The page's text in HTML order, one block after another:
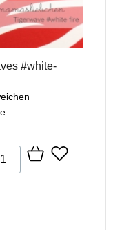
#white-
...